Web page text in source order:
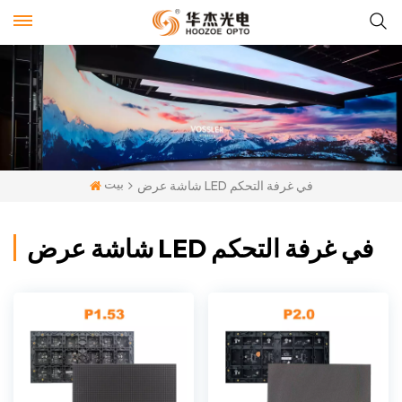
بيت شاشة عرض LED في غرفة التحكم
شاشة عرض LED في غرفة التحكم